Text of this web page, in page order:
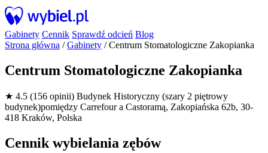
Gabinety Cennik Sprawdź odcień Blog
Strona główna /Gabinety /Centrum Stomatologiczne Zakopianka
Centrum Stomatologiczne Zakopianka
★ 4.5 (156 opinii) Budynek Historyczny (szary 2 piętrowy
budynek)pomiędzy Carrefour a Castoramą, Zakopiańska 62b, 30-
418 Kraków, Polska
Cennik wybielania zębów